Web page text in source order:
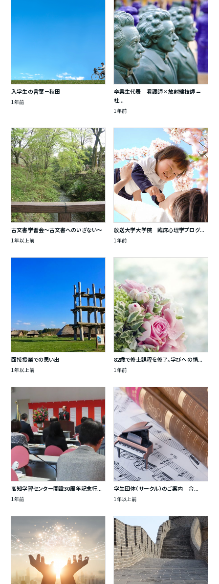
入学生の言葉－秋田
1年前
卒業生代表 看護師×放射線技師＝
社...
1年前
古文書学習会～古文書へのいざない～
1年以上前
放送大学大学院 臨床心理学プログ...
1年前
面接授業での思い出
1年以上前
82歳で修士課程を修了。学びへの情...
1年前
高知学習センター開設30周年記念行...
1年前
学生団体（サークル）のご案内 合...
1年以上前